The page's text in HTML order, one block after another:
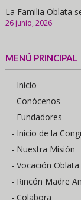
La Familia Oblata
26 junio, 2026
MENÚ PRINCIPAL
- Inicio
- Conócenos
- Fundadores
- Inicio de la
- Nuestra Misión
- Vocación Oblata
- Rincón Madre
- Colabora